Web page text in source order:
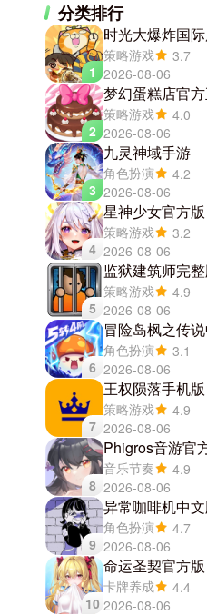
分类排行
1
时光大爆炸国
策略游戏
3.7
2026-08-06
2
梦幻蛋糕店官
策略游戏
4.0
2026-08-06
3
九灵神域手游
角色扮演
4.2
2026-08-06
4
星神少女官方版
策略游戏
3.2
2026-08-06
5
监狱建筑师完
策略游戏
4.9
2026-08-06
6
冒险岛枫之传
角色扮演
3.1
2026-08-06
7
王权陨落手机版
策略游戏
4.9
2026-08-06
8
Phigros音游官
音乐节奏
4.9
2026-08-06
9
异常咖啡机中
角色扮演
4.7
2026-08-06
10
命运圣契官方版
卡牌养成
4.4
2026-08-06